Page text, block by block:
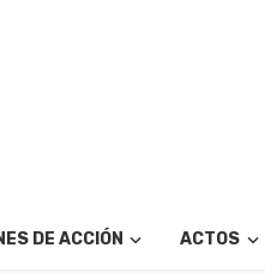
DE ACCIÓN ACTOS